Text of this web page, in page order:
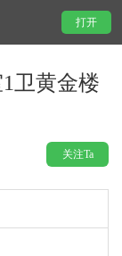
打开
卫黄金楼
关注Ta